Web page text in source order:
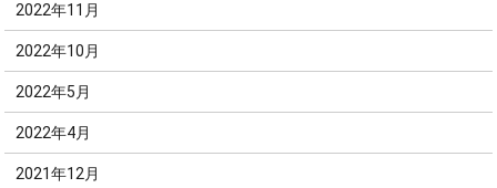
2022年11月
2022年10月
2022年5月
2022年4月
2021年12月